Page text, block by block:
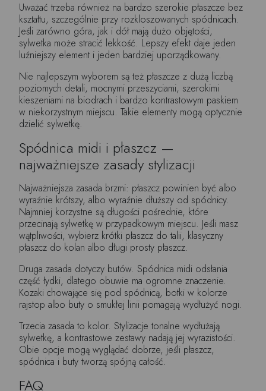
Uważać trzeba również na bardzo szerokie płaszcze bez
kształtu, szczególnie przy rozkloszowanych spódnicach.
Jeśli zarówno góra, jak i dół mają dużo objętości,
sylwetka może stracić lekkość. Lepszy efekt daje jeden
luźniejszy element i jeden bardziej uporządkowany.
Nie najlepszym wyborem są też płaszcze z dużą liczbą
poziomych detali, mocnymi przeszyciami, szerokimi
kieszeniami na biodrach i bardzo kontrastowym paskiem
w niekorzystnym miejscu. Takie elementy mogą optycznie
dzielić sylwetkę.
Spódnica midi i płaszcz —
najważniejsze zasady stylizacji
Najważniejsza zasada brzmi: płaszcz powinien być albo
wyraźnie krótszy, albo wyraźnie dłuższy od spódnicy.
Najmniej korzystne są długości pośrednie, które
przecinają sylwetkę w przypadkowym miejscu. Jeśli masz
wątpliwości, wybierz krótki płaszcz do talii, klasyczny
płaszcz do kolan albo długi prosty płaszcz.
Druga zasada dotyczy butów. Spódnica midi odsłania
część łydki, dlatego obuwie ma ogromne znaczenie.
Kozaki chowające się pod spódnicą, botki w kolorze
rajstop albo buty o smukłej linii pomagają wydłużyć nogi.
Trzecia zasada to kolor. Stylizacje tonalne wydłużają
sylwetkę, a kontrastowe zestawy nadają jej wyrazistości.
Obie opcje mogą wyglądać dobrze, jeśli płaszcz,
spódnica i buty tworzą spójną całość.
FAQ